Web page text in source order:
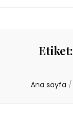
Etiket:
Ana sayfa /